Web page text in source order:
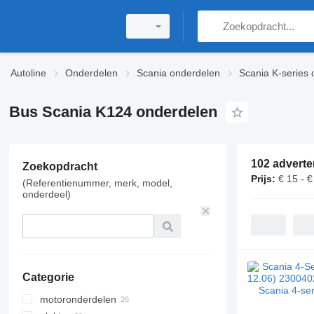
Autoline Onderdelen Scania onderdelen Scania K-series
Bus Scania K124 onderdelen
Zoekopdracht
(Referentienummer, merk, model,
onderdeel)
Categorie
motoronderdelen
102
Prijs: € 15 -